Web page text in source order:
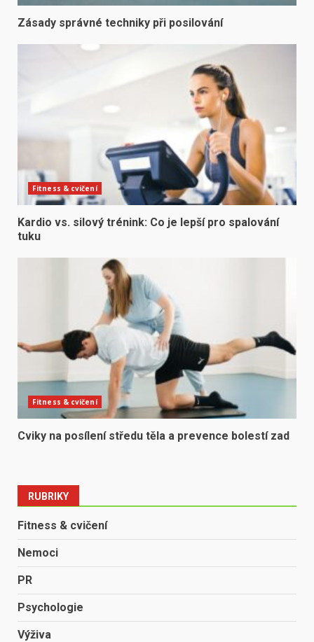
Zásady správné techniky při posilování
Fitness & cvičení
Kardio vs. silový trénink: Co je lepší pro spalování
tuku
Fitness & cvičení
Cviky na posílení středu těla a prevence bolestí zad
RUBRIKY
Fitness & cvičení
Nemoci
PR
Psychologie
Výživa